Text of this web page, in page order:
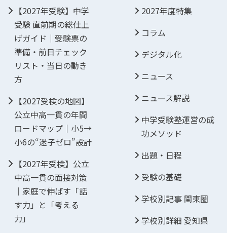
【2027年受験】中学
受験 直前期の総仕上
げガイド｜受験票の
準備・前日チェック
リスト・当日の動き
方
【2027受検の地図】
公立中高一貫の年間
ロードマップ｜小5→
小6の“迷子ゼロ”設計
【2027年受検】公立
中高一貫の面接対策
｜家庭で伸ばす「話
す力」と「考える
力」
2027年度特集
コラム
デジタル化
ニュース
ニュース解説
中学受験塾運営の成
功メソッド
出題・日程
受験の基礎
学校別記事 関東圏
学校別詳細 愛知県